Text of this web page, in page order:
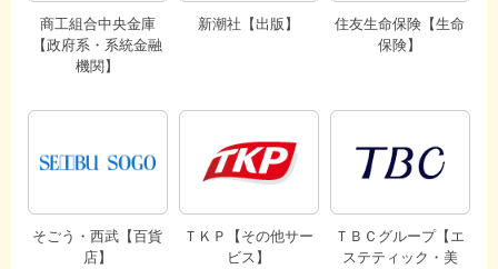
商工組合中央金庫
【政府系・系統金融
機関】
新潮社【出版】
住友生命保険【生命
保険】
そごう・西武【百貨
店】
ＴＫＰ【その他サー
ビス】
ＴＢＣグループ【エ
ステティック・美